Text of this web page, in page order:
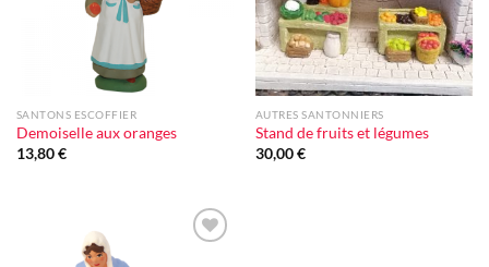
SANTONS ESCOFFIER
Demoiselle aux oranges
13,80€
AUTRES SANTONNIERS
Stand de fruits et légumes
30,00€